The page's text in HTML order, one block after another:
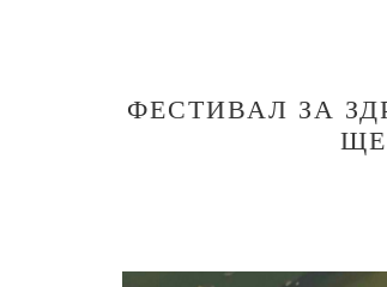
ФЕСТИВАЛ ЗА
ЩЕ